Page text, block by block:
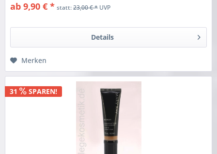
ab 9,90 € * statt:23,00 € *UVP
Details
Merken
31 SPAREN!